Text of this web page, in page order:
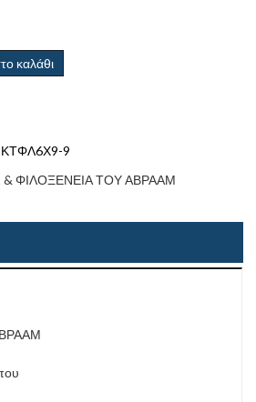
καλάθι
9
& ΦΙΛΟΞΕΝΕΙΑ ΤΟΥ ΑΒΡΑΑΜ